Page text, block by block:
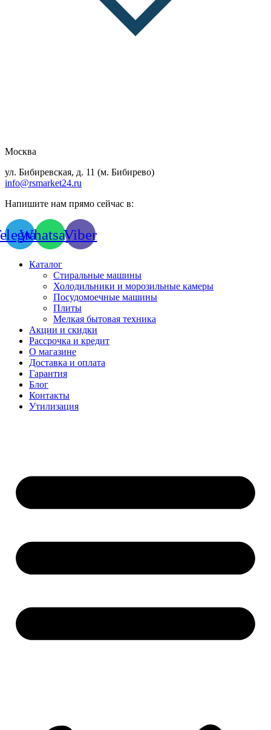
Москва
ул. Бибиревская, д. 11 (м. Бибирево)
info@rsmarket24.ru
Напишите нам прямо сейчас в:
WhatsappViber
Каталог
Стиральные машины
Холодильники и морозильные камеры
Посудомоечные машины
Плиты
Мелкая бытовая техника
Акции и скидки
Рассрочка и кредит
О магазине
Доставка и оплата
Гарантия
Блог
Контакты
Утилизация